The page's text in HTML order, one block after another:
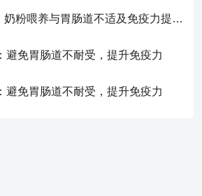
宝宝喂养难题：奶粉喂养与胃肠道不适及免疫力提升的奥秘
避免胃肠道不耐受，提升免疫力
避免胃肠道不耐受，提升免疫力